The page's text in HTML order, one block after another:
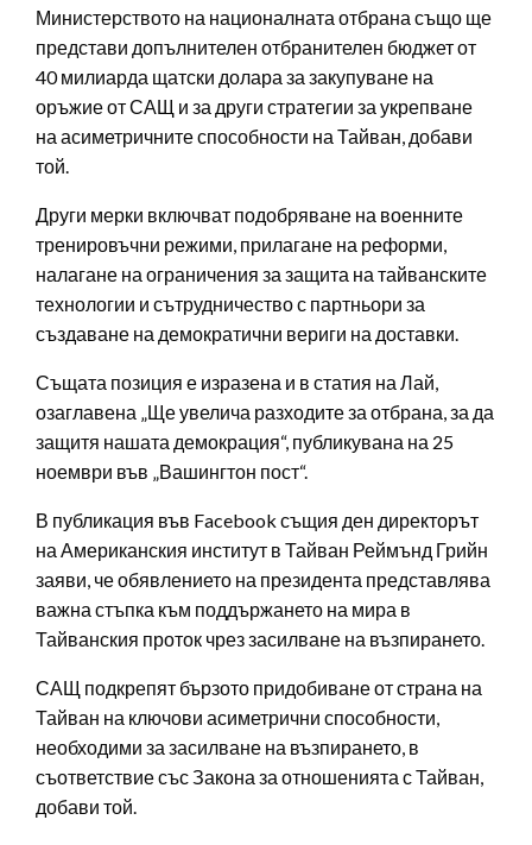
Министерството на националната отбрана също ще
представи допълнителен отбранителен бюджет от
40 милиарда щатски долара за закупуване на
оръжие от САЩ и за други стратегии за укрепване
на асиметричните способности на Тайван, добави
той.
Други мерки включват подобряване на военните
тренировъчни режими, прилагане на реформи,
налагане на ограничения за защита на тайванските
технологии и сътрудничество с партньори за
създаване на демократични вериги на доставки.
Същата позиция е изразена и в статия на Лай,
озаглавена „Ще увелича разходите за отбрана, за да
защитя нашата демокрация“, публикувана на 25
ноември във „Вашингтон пост“.
В публикация във Facebook същия ден директорът
на Американския институт в Тайван Реймънд Грийн
заяви, че обявлението на президента представлява
важна стъпка към поддържането на мира в
Тайванския проток чрез засилване на възпирането.
САЩ подкрепят бързото придобиване от страна на
Тайван на ключови асиметрични способности,
необходими за засилване на възпирането, в
съответствие със Закона за отношенията с Тайван,
добави той.